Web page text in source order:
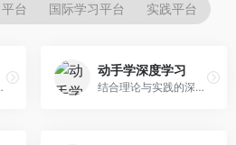
台 国际学习平台 实践平台
代码库等资源，学习门槛低。
动手学深度学习
结合理论与实践的深度学习教材，专注于代码驱动学习。面向学生和开发者，提供深度学习理论、代码实现、练习题等资源，学习体验好。